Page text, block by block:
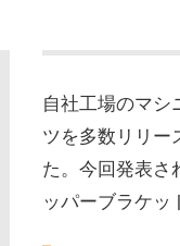
自社工場のマシ
ツを多数リリー
た。今回発表さ
ッパーブラケッ